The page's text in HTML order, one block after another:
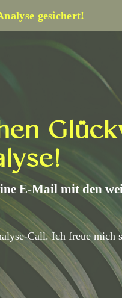
gesichert!
E-Mail mit den
Call. Ich freue mich